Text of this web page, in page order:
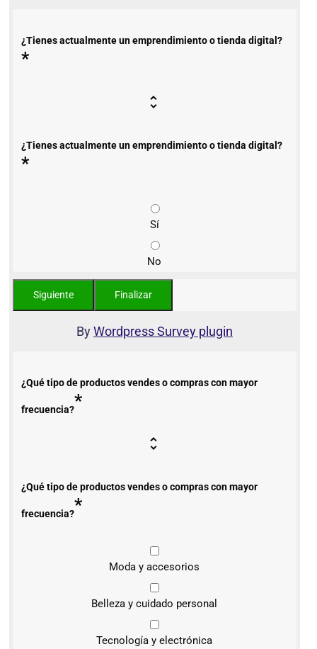
¿Tienes actualmente un emprendimiento o tienda digital?
*
¿Tienes actualmente un emprendimiento o tienda digital?
*
Sí
No
ByWordpress Survey plugin
¿Qué tipo de productos vendes o compras con mayor
frecuencia?*
¿Qué tipo de productos vendes o compras con mayor
frecuencia?*
Moda y accesorios
Belleza y cuidado personal
Tecnología y electrónica